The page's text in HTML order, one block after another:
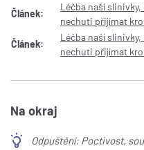
Článek:
Léčba naší slinivky,
nechuti přijímat
Článek:
Léčba naší slinivky,
nechuti přijímat
Na okraj
Odpuštění: Poctivost,